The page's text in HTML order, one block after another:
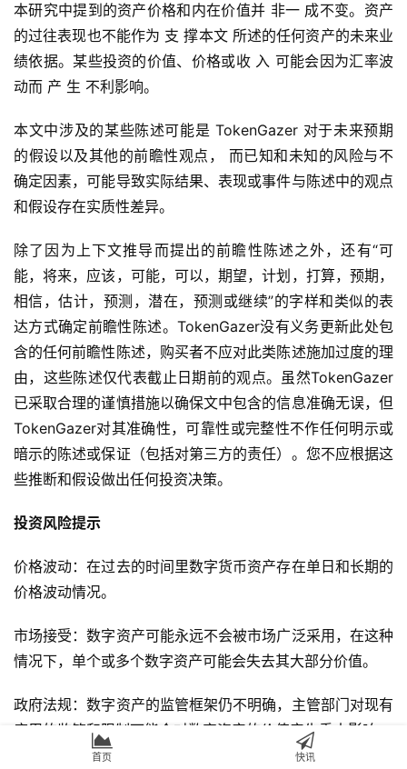
本研究中提到的资产价格和内在价值并 ⾮⼀ 成不变。资产
的过往表现也不能作为 ⽀ 撑本⽂ 所述的任何资产的未来业
绩依据。某些投资的价值、价格或收 ⼊ 可能会因为汇率波
动⽽ 产 ⽣ 不利影响。
本⽂中涉及的某些陈述可能是 TokenGazer 对于未来预期
的假设以及其他的前瞻性观点， ⽽已知和未知的⻛险与不
确定因素，可能导致实际结果、表现或事件与陈述中的观点
和假设存在实质性差异。
除了因为上下⽂推导⽽提出的前瞻性陈述之外，还有“可
能，将来，应该，可能，可以，期望，计划，打算，预期，
相信，估计，预测，潜在，预测或继续”的字样和类似的表
达⽅式确定前瞻性陈述。TokenGazer没有义务更新此处包
含的任何前瞻性陈述，购买者不应对此类陈述施加过度的理
由，这些陈述仅代表截⽌⽇期前的观点。虽然TokenGazer
已采取合理的谨慎措施以确保⽂中包含的信息准确⽆误，但
TokenGazer对其准确性，可靠性或完整性不作任何明示或
暗示的陈述或保证（包括对第三⽅的责任）。您不应根据这
些推断和假设做出任何投资决策。
投资风险提示
价格波动：在过去的时间⾥数字货币资产存在单⽇和⻓期的
价格波动情况。
市场接受：数字资产可能永远不会被市场⼴泛采⽤，在这种
情况下，单个或多个数字资产可能会失去其⼤部分价值。
政府法规：数字资产的监管框架仍不明确，主管部⻔对现有
应⽤的监管和限制可能会对数字资产的价值产⽣重⼤影响。
首页 快讯